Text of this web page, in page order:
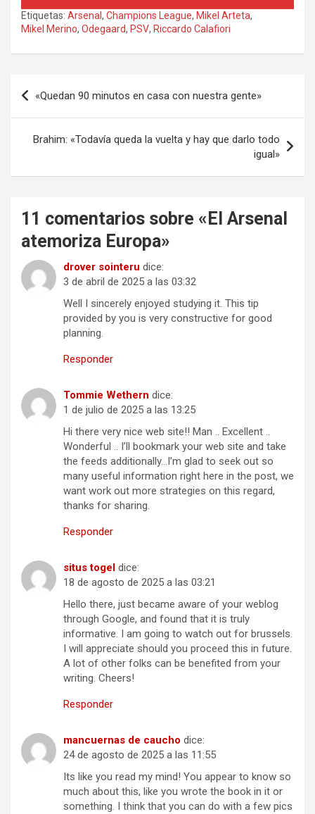
Etiquetas: Arsenal , Champions League, Mikel Arteta,
Mikel Merino, Odegaard, PSV, Riccardo Calafiori
Navegación
de
entradas
«Quedan 90 minutos en casa con nuestra gente»
Brahim: «Todavía queda la vuelta y hay que darlo todo
igual»
11 comentarios sobre « El Arsenal
atemoriza Europa»
drover sointeru dice:
3 de abril de 2025 a las 03:32
Well I sincerely enjoyed studying it. This tip
provided by you is very constructive for good
planning.
Responder
Tommie Wethern dice:
1 de julio de 2025 a las 13:25
Hi there very nice web site!! Man .. Excellent ..
Wonderful .. I’ll bookmark your web site and take
the feeds additionally…I’m glad to seek out so
many useful information right here in the post, we
want work out more strategies on this regard,
thanks for sharing.
Responder
situs togel dice:
18 de agosto de 2025 a las 03:21
Hello there, just became aware of your weblog
through Google, and found that it is truly
informative. I am going to watch out for brussels.
I will appreciate should you proceed this in future.
A lot of other folks can be benefited from your
writing. Cheers!
Responder
mancuernas de caucho dice:
24 de agosto de 2025 a las 11:55
Its like you read my mind! You appear to know so
much about this, like you wrote the book in it or
something. I think that you can do with a few pics